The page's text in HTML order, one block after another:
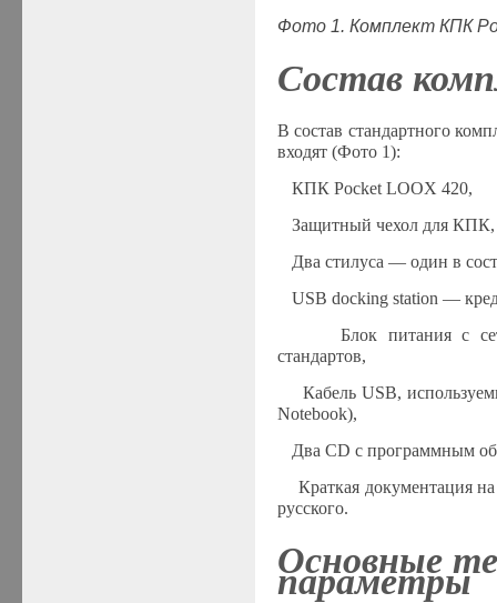
Фото 1. Комплект КПК
Состав
В состав стандартного
входят (Фото 1):
КПК Pocket LOOX 420,
Защитный чехол для КПК,
Два стилуса — один в
USB docking station —
Блок питания с
стандартов,
Кабель USB,
Notebook),
Два CD с программным
Краткая документация
русского.
Основные
параметры